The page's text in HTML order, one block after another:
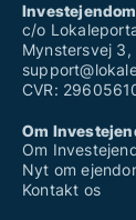
c/o
Mynstersvej
CVR:
Om
Om
Nyt om
Kontakt os